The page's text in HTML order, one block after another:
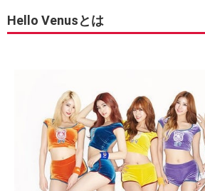
Hello Venusとは